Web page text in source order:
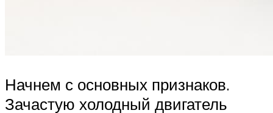
Начнем с основных признаков.
Зачастую холодный двигатель